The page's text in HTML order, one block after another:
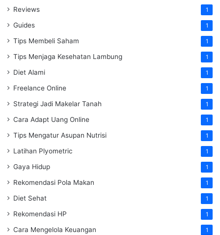
Reviews 1
Guides 1
Tips Membeli Saham 1
Tips Menjaga Kesehatan Lambung 1
Diet Alami 1
Freelance Online 1
Strategi Jadi Makelar Tanah 1
Cara Adapt Uang Online 1
Tips Mengatur Asupan Nutrisi 1
Latihan Plyometric 1
Gaya Hidup 1
Rekomendasi Pola Makan 1
Diet Sehat 1
Rekomendasi HP 1
Cara Mengelola Keuangan 1